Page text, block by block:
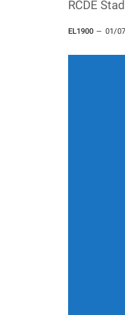
RCDE
EL1900 01/